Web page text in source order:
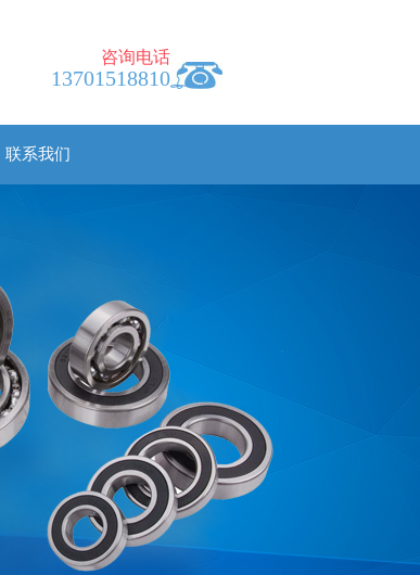
咨询电话
13701518810
联系我们